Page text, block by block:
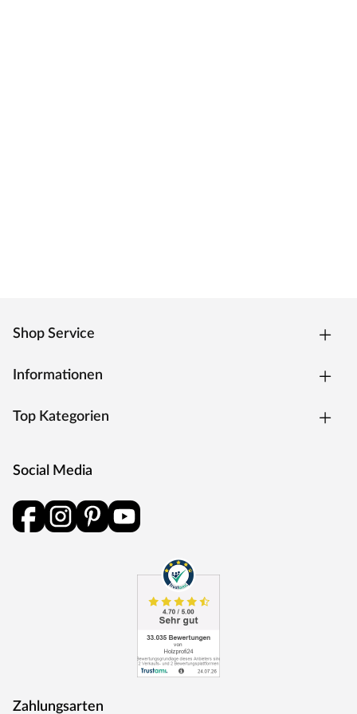
Shop Service
Informationen
Top Kategorien
Social Media
Zahlungsarten